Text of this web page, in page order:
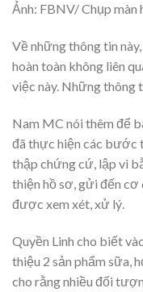
Ảnh: FBNV/ Chụp màn
Về những thông tin
hoàn toàn không liên
việc này. Những thông
Nam MC nói thêm để
đã thực hiện các bước
thập chứng cứ, lập vi
thiện hồ sơ, gửi đến cơ
được xem xét, xử lý.
Quyền Linh cho biết
thiệu 2 sản phẩm sữa,
cho rằng nhiều đối